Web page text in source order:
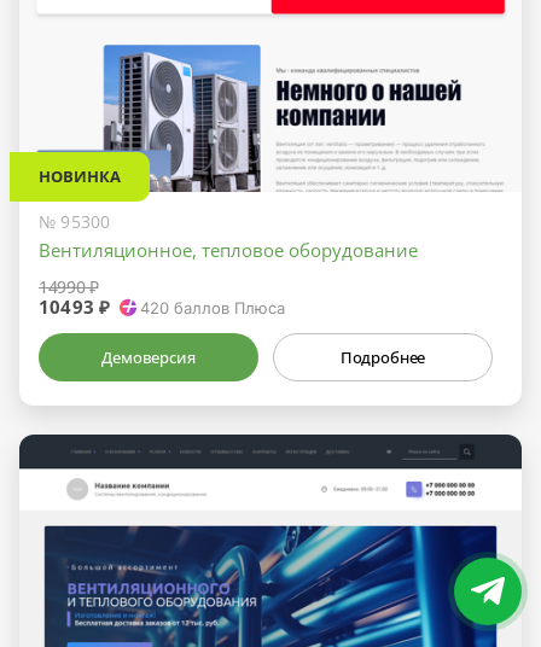
НОВИНКА
№ 95300
Вентиляционное, тепловое оборудование
14990 ₽
10493 ₽ 420 баллов Плюса
Демоверсия Подробнее